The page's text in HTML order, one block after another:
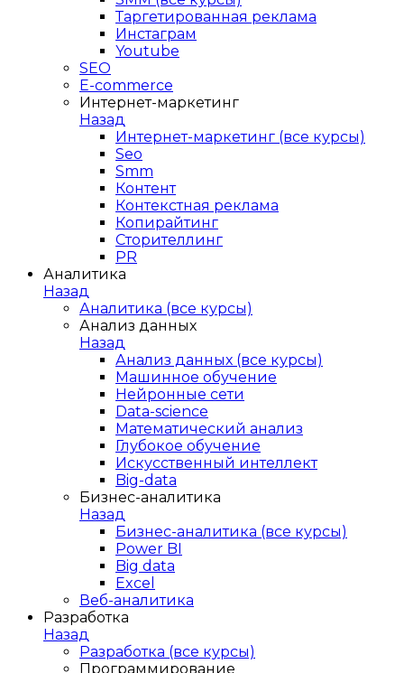
Таргетированная реклама
Инстаграм
Youtube
SEO
E-сommerce
Интернет-маркетинг
Назад
Интернет-маркетинг (все курсы)
Seo
Smm
Контент
Контекстная реклама
Копирайтинг
Сторителлинг
PR
Аналитика
Назад
Аналитика (все курсы)
Анализ данных
Назад
Анализ данных (все курсы)
Машинное обучение
Нейронные сети
Data-science
Математический анализ
Глубокое обучение
Искусственный интеллект
Big-data
Бизнес-аналитика
Назад
Бизнес-аналитика (все курсы)
Power BI
Big data
Excel
Веб-аналитика
Разработка
Назад
Разработка (все курсы)
Программирование